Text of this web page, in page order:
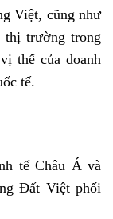
Việt, cũng như
thị trường trong
thế của doanh
tế.
tế Châu Á và
Đất Việt phối